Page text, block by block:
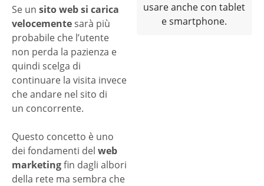
Se un sito web si carica
velocementesarà più
probabile che l’utente
non perda la pazienza e
quindi scelga di
continuare la visita invece
che andare nel sito di
un concorrente.
Questo concetto è uno
dei fondamenti del web
marketingfin dagli albori
della rete ma sembra che
usare anche con tablet
e smartphone.